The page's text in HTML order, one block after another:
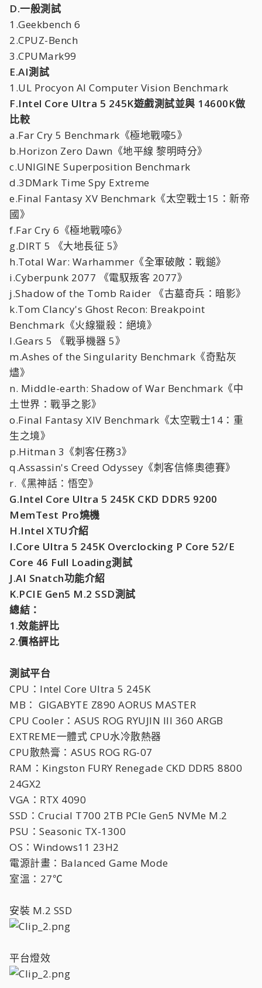
D.一般測試
1.Geekbench 6
2.CPUZ-Bench
3.CPUMark99
E.AI測試
1.UL Procyon AI Computer Vision Benchmark
F.Intel Core Ultra 5 245K遊戲測試並與 14600K做
比較
a.Far Cry 5 Benchmark《極地戰嚎5》
b.Horizon Zero Dawn《地平線 黎明時分》
c.UNIGINE Superposition Benchmark
d.3DMark Time Spy Extreme
e.Final Fantasy XV Benchmark《太空戰士15：新帝
國》
f.Far Cry 6《極地戰嚎6》
g.DIRT 5 《大地長征 5》
h.Total War: Warhammer《全軍破敵：戰鎚》
i.Cyberpunk 2077 《電馭叛客 2077》
j.Shadow of the Tomb Raider 《古墓奇兵：暗影》
k.Tom Clancy's Ghost Recon: Breakpoint
Benchmark《火線獵殺：絕境》
l.Gears 5 《戰爭機器 5》
m.Ashes of the Singularity Benchmark《奇點灰
燼》
n. Middle-earth: Shadow of War Benchmark《中
土世界：戰爭之影》
o.Final Fantasy XIV Benchmark《太空戰士14：重
生之境》
p.Hitman 3《刺客任務3》
q.Assassin's Creed Odyssey《刺客信條奧德賽》
r.《黑神話：悟空》
G.Intel Core Ultra 5 245K CKD DDR5 9200
MemTest Pro燒機
H.Intel XTU介紹
I.Core Ultra 5 245K Overclocking P Core 52/E
Core 46 Full Loading測試
J.AI Snatch功能介紹
K.PCIE Gen5 M.2 SSD測試
總結：
1.效能評比
2.價格評比
測試平台
CPU：Intel Core Ultra 5 245K
MB： GIGABYTE Z890 AORUS MASTER
CPU Cooler：ASUS ROG RYUJIN III 360 ARGB
EXTREME一體式 CPU水冷散熱器
CPU散熱膏：ASUS ROG RG-07
RAM：Kingston FURY Renegade CKD DDR5 8800
24GX2
VGA：RTX 4090
SSD：Crucial T700 2TB PCIe Gen5 NVMe M.2
PSU：Seasonic TX-1300
OS：Windows11 23H2
電源計畫：Balanced Game Mode
室溫：27℃
安裝 M.2 SSD
平台燈效